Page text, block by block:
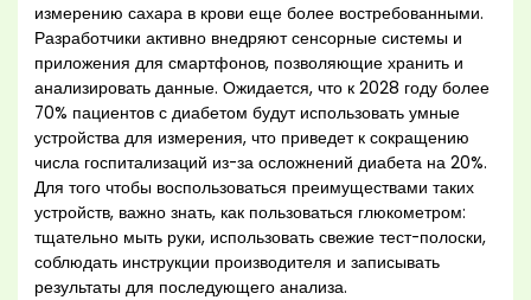
измерению сахара в крови еще более востребованными.
Разработчики активно внедряют сенсорные системы и
приложения для смартфонов, позволяющие хранить и
анализировать данные. Ожидается, что к 2028 году более
70% пациентов с диабетом будут использовать умные
устройства для измерения, что приведет к сокращению
числа госпитализаций из-за осложнений диабета на 20%.
Для того чтобы воспользоваться преимуществами таких
устройств, важно знать, как пользоваться глюкометром:
тщательно мыть руки, использовать свежие тест-полоски,
соблюдать инструкции производителя и записывать
результаты для последующего анализа.